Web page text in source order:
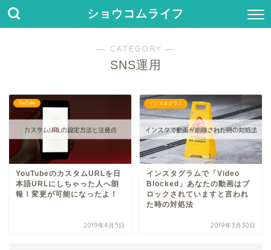
ショウコムライフ
― CATEGORY ―
SNS運用
YouTube
YouTubeのカスタムURLを日
本語URLにしちゃった人へ朗
報！変更が可能になったよ！
2019年4月5日
インスタグラム
インスタグラムで「Video
Blocked」あなたの動画はブ
ロックされていますと言われ
た時の対処法
2019年3月30日